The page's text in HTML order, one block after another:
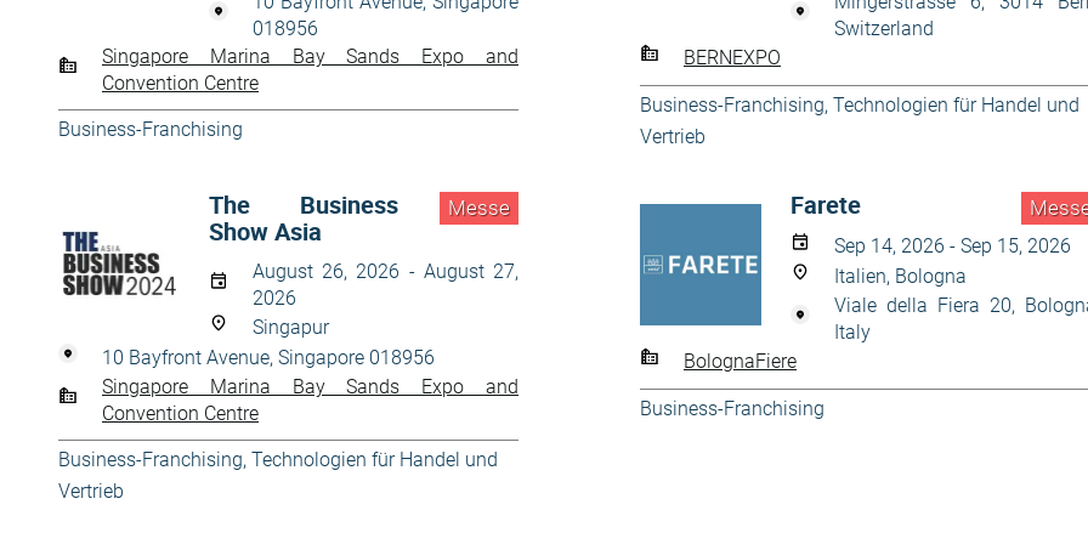
018956
Singapore Marina Bay Sands Expo and
Convention Centre
Business-Franchising
Switzerland
BERNEXPO
Business-Franchising, Technologien für Handel und
Vertrieb
Messe
The Business
Show Asia
August 26, 2026 - August 27,
2026
Singapur
10 Bayfront Avenue, Singapore 018956
Singapore Marina Bay Sands Expo and
Convention Centre
Business-Franchising, Technologien für Handel und
Vertrieb
Farete
Sep 14, 2026 - Sep 15, 2026
Italien, Bologna
Viale della Fiera 20,
Italy
BolognaFiere
Business-Franchising